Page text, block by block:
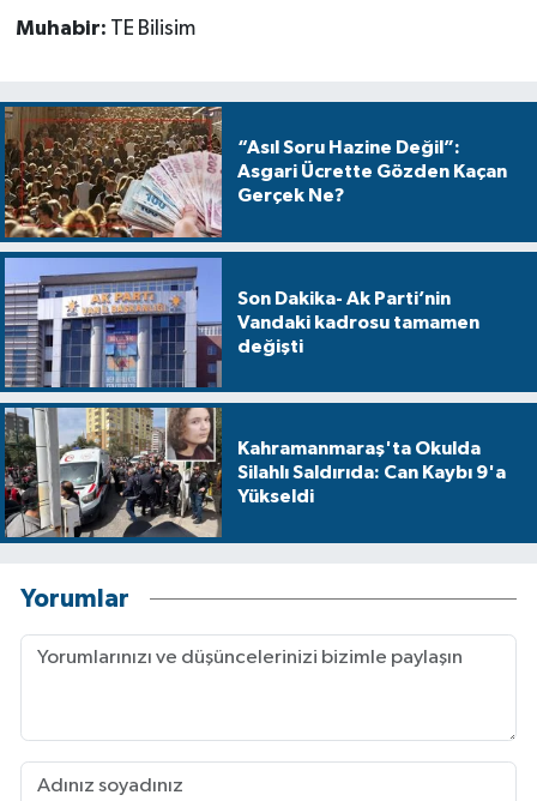
Muhabir: TE Bilisim
“Asıl Soru Hazine Değil”:
Asgari Ücrette Gözden Kaçan
Gerçek Ne?
Son Dakika- Ak Parti’nin
Vandaki kadrosu tamamen
değişti
Kahramanmaraş'ta Okulda
Silahlı Saldırıda: Can Kaybı 9'a
Yükseldi
Yorumlar